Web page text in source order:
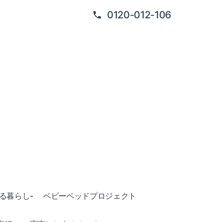
0120-012-106
暮らし- ベビーベッドプロジェクト